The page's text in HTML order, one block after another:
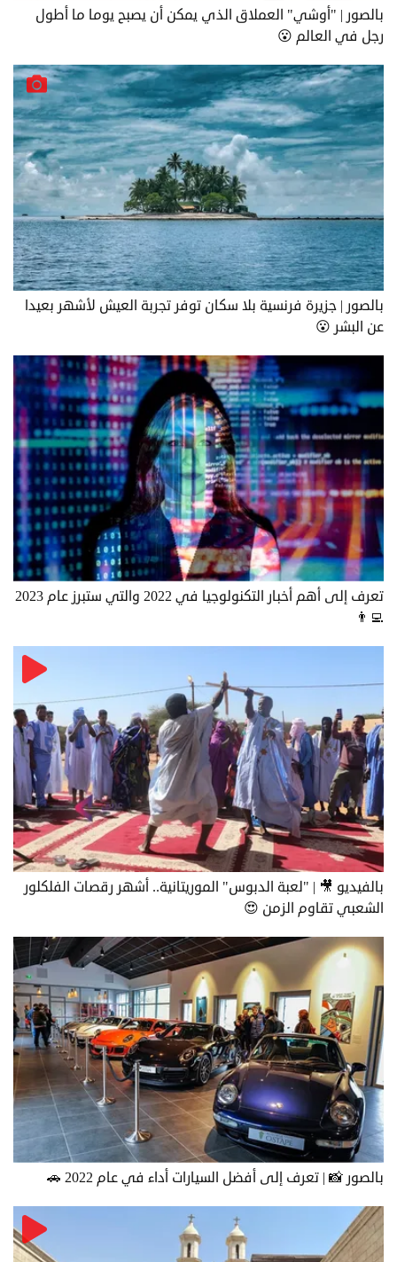
بالصور | "أوشي" العملاق الذي يمكن أن يصبح يوما ما أطول
رجل في العالم 😮
بالصور | جزيرة فرنسية بلا سكان توفر تجربة العيش لأشهر بعيدا
عن البشر 😮
تعرف إلى أهم أخبار التكنولوجيا في 2022 والتي ستبرز عام 2023
👨‍💻
بالفيديو 🎥 | "لعبة الدبوس" الموريتانية.. أشهر رقصات الفلكلور
الشعبي تقاوم الزمن 😍
بالصور 📸 | تعرف إلى أفضل السيارات أداء في عام 2022 🚗